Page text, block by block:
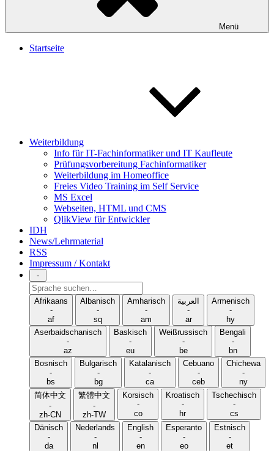
Menü
Startseite
Weiterbildung
Info für IT-Fachinformatiker und IT Kaufleute
Prüfungsvorbereitung Fachinformatiker
Weiterbildung im Homeoffice
Freies Video Training im Self Service
MS Excel
Webseiten, HTML und CMS
QlikView für Entwickler
IDH
News/Lehrmaterial
RSS
Impressum / Kontakt
-
Sprache
suchen
Afrikaans
-
af
Albanisch
-
sq
Amharisch
-
am
العربية
-
ar
Armenisch
-
hy
Aserbaidschanisch
-
az
Baskisch
-
eu
Weißrussisch
-
be
Bengali
-
bn
Bosnisch
-
bs
Bulgarisch
-
bg
Katalanisch
-
ca
Cebuano
-
ceb
Chichewa
-
ny
简体中文
-
zh-CN
繁體中文
-
zh-TW
Korsisch
-
co
Kroatisch
-
hr
Tschechisch
-
cs
Dänisch
-
da
Nederlands
-
nl
English
-
en
Esperanto
-
eo
Estnisch
-
et